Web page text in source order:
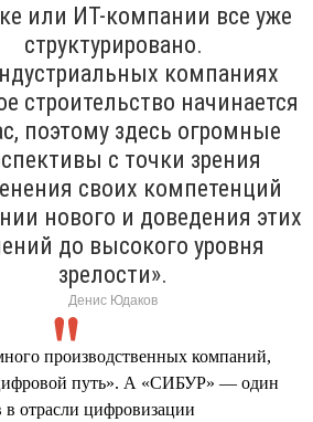
или ИТ-компании все уже
структурировано.
компаниях
строительство начинается
поэтому здесь огромные
с точки зрения
своих компетенций
нового и доведения этих
до высокого уровня
зрелости».
Денис Юдаков
производственных компаний,
путь». А «СИБУР» — один
отрасли цифровизации